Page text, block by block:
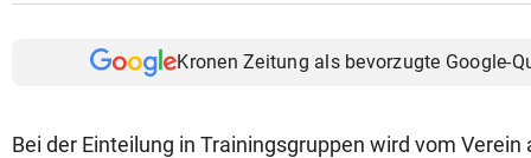
Kronen Zeitung als bevorzugte Google-
Bei der Einteilung in Trainingsgruppen wird vom Verein